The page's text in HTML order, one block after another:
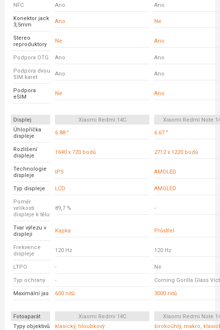
NFC Ano Ano
Konektor jack
3,5mm
Ano Ne
Stereo
reproduktory
Ne Ano
Podpora OTG Ano Ano
Podpora dvou
SIM karet
Ano Ano
Podpora
eSIM
Ne Ano
Displej Xiaomi Redmi 14C
Xiaomi Redmi Note
Úhlopříčka
displeje
6.88 " 6.67 "
Rozlišení
displeje
1640 x 720 bodů 2712 x 1220 bodů
Technologie
displeje
IPS AMOLED
Typ displeje LCD AMOLED
Poměr
velikosti
displeje k tělu
89,7 % -
Tvar výřezu v
displeji
Kapka Průstřel
Frekvence
displeje
120 Hz 120 Hz
LTPO - Ne
Typ ochrany - Corning Gorilla Glass
Maximální jas 600 nitů 3000 nitů
Fotoaparát Xiaomi Redmi 14C
Xiaomi Redmi Note
Typy objektivů
klasický, hloubkový širokoúhlý, makro,